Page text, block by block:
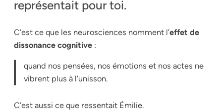
représentait pour toi.
C’est ce que les neurosciences nomment l’effet de
dissonance cognitive :
quand nos pensées, nos émotions et nos actes ne
vibrent plus à l’unisson.
C’est aussi ce que ressentait Émilie.